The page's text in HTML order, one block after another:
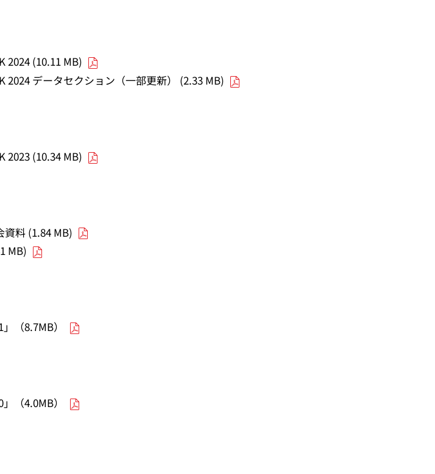
2024 (10.11 MB)
2024 データセクション（一部更新） (2.33 MB)
2023 (10.34 MB)
資料 (1.84 MB)
MB)
（8.7MB）
（4.0MB）